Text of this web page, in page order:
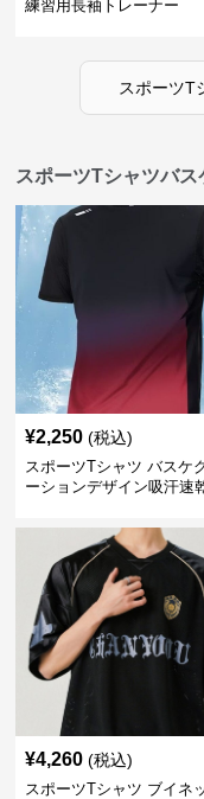
練習用長袖トレーナー
スポーツT
スポーツTシャツバ
¥2,250 (税込)
スポーツTシャツ バスケ
ーションデザイン吸汗速
¥4,260 (税込)
スポーツTシャツ ブイネ